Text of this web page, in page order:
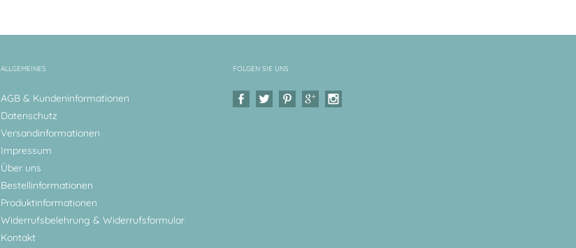
ALLGEMEINES
AGB & Kundeninformationen
Datenschutz
Versandinformationen
Impressum
Über uns
Bestellinformationen
Produktinformationen
Widerrufsbelehrung & Widerrufsformular
Kontakt
FOLGEN SIE UNS